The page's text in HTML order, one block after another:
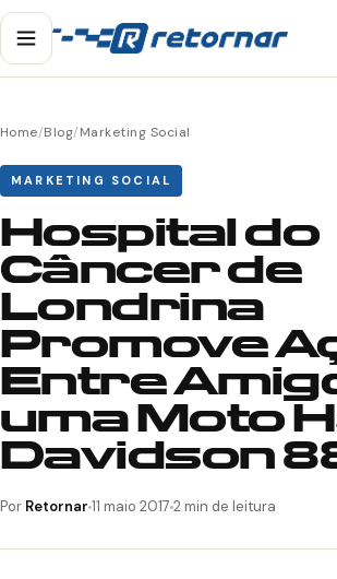
Home/Blog/Marketing Social
MARKETING SOCIAL
Hospital do
Câncer de
Londrina
Promove
Entre
uma Moto
Davidson
Por Retornar 11 maio 2017 2 min de leitura